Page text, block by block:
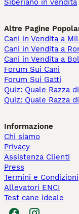
Siberiano in vendita
Altre Pagine
Cani in Vendita a
Cani in Vendita a
Cani in Vendita a
Forum Sui Cani
Forum Sui Gatti
Quiz: Quale Razza
Quiz: Quale Razza
Informazione
Chi siamo
Privacy
Assistenza Clienti
Press
Termini e Condizioni
Allevatori ENCI
Test cane ideale